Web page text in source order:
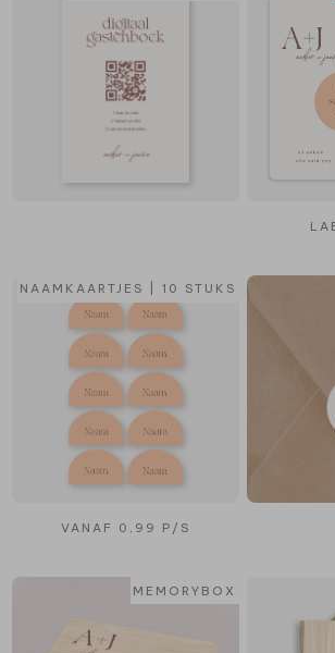
NAAMKAARTJES | 10 STUKS
VANAF 0,99 P/S
MEMORYBOX